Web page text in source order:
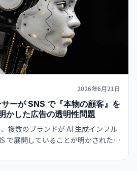
2026年6月21日
ーが SNS で『本物の顧客』を
かした広告の透明性問題
複数のブランドが AI 生成インフル
で展開していることが明かされた。
浮上している。